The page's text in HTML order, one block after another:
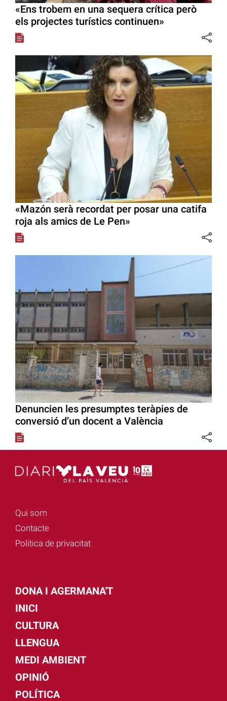
«Ens trobem en una sequera crítica però
els projectes turístics continuen»
«Mazón serà recordat per posar una catifa
roja als amics de Le Pen»
Denuncien les presumptes teràpies de
conversió d’un docent a València
Qui som
Contacte
Política de privacitat
DONA I AGERMANA'T
INICI
CULTURA
LLENGUA
MEDI AMBIENT
OPINIÓ
POLÍTICA